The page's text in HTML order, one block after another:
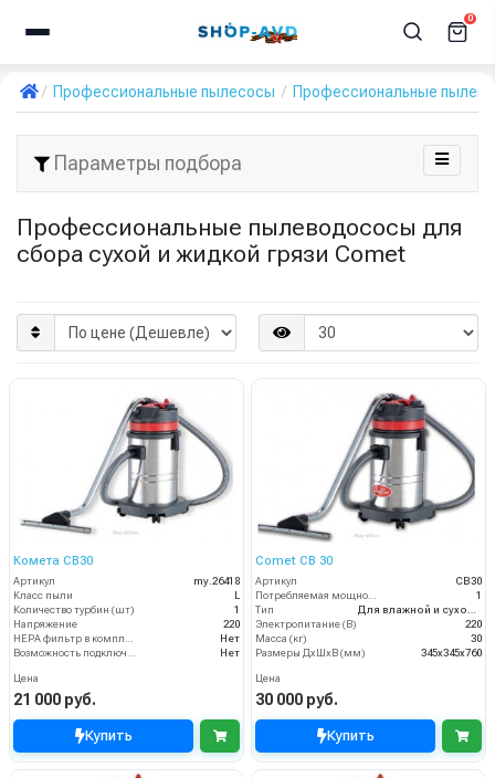
0
Профессиональные пылесосы Профессиональные
Параметры подбора
Профессиональные пылеводососы для
сбора сухой и жидкой грязи Comet
Комета CB30
Артикул
my.26418
Класс пыли
Количество турбин (шт)
1
Напряжение
220
Нет
Нет
Цена
21 000 руб.
Купить
Comet CB 30
Артикул
CB30
1
Тип
Электропитание (В)
220
Масса (кг)
30
Размеры ДхШхВ (мм)
345х345х760
Цена
30 000 руб.
Купить